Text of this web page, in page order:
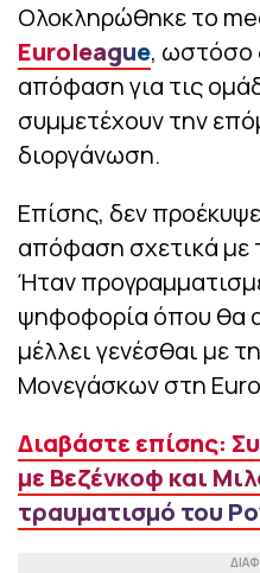
Ολοκληρώθηκε το
Euroleague, ωστόσο
απόφαση για τις
συμμετέχουν την
διοργάνωση.
Επίσης, δεν
απόφαση σχετικά με
Ήταν
ψηφοφορία όπου θα
μέλλει γενέσθαι με
Μονεγάσκων στη
Διαβάστε επίσης:
με Βεζένκοφ και
τραυματισμό του